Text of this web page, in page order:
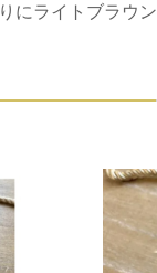
にライトブラウ